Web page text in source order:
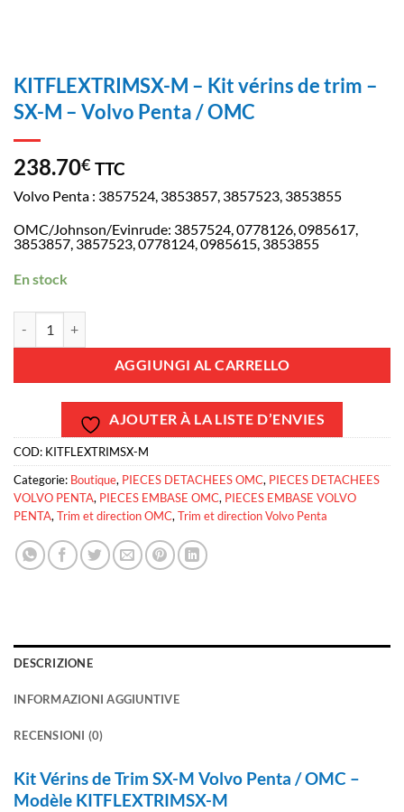
KITFLEXTRIMSX-M – Kit vérins de trim –
SX-M – Volvo Penta / OMC
238.70€ TTC
Volvo Penta : 3857524, 3853857, 3857523, 3853855
OMC/Johnson/Evinrude: 3857524, 0778126, 0985617,
3853857, 3857523, 0778124, 0985615, 3853855
En stock
AGGIUNGI AL CARRELLO
AJOUTER À LA LISTE D’ENVIES
COD: KITFLEXTRIMSX-M
Categorie: Boutique, PIECES DETACHEES OMC, PIECES DETACHEES
VOLVO PENTA, PIECES EMBASE OMC, PIECES EMBASE VOLVO
PENTA, Trim et direction OMC, Trim et direction Volvo Penta
DESCRIZIONE
INFORMAZIONI AGGIUNTIVE
RECENSIONI (0)
Kit Vérins de Trim SX-M Volvo Penta / OMC –
Modèle KITFLEXTRIMSX-M